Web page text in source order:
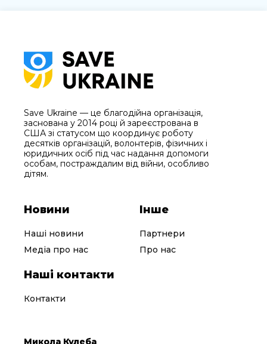
Save Ukraine — це благодійна організація,
заснована у 2014 році й зареєстрована в
США зі статусом що координує роботу
десятків організацій, волонтерів, фізичних і
юридичних осіб під час надання допомоги
особам, постраждалим від війни, особливо
дітям.
Новини
Наші новини
Медіа про нас
Інше
Партнери
Про нас
Наші контакти
Контакти
Микола Кулеба